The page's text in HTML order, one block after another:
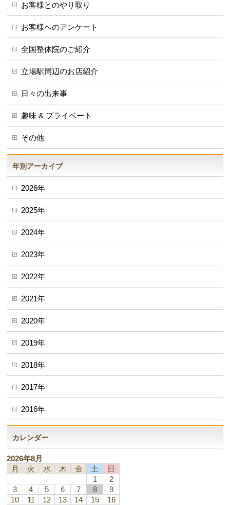
お客様とのやり取り
お客様へのアンケート
全国整体院のご紹介
立場駅周辺のお店紹介
日々の出来事
趣味 & プライベート
その他
年別アーカイブ
2026年
2025年
2024年
2023年
2022年
2021年
2020年
2019年
2018年
2017年
2016年
カレンダー
2026年8月
月
火 水 木 金 土 日
1
2
3
4 5 6 7 8
9
10
11 12 13 14 15
16